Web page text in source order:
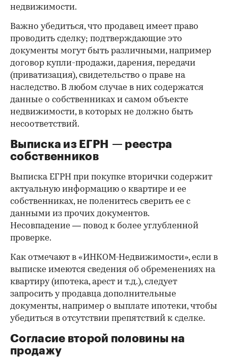
недвижимости.
Важно убедиться, что продавец имеет право
проводить сделку; подтверждающие это
документы могут быть различными, например
договор купли-продажи, дарения, передачи
(приватизация), свидетельство о праве на
наследство. В любом случае в них содержатся
данные о собственниках и самом объекте
недвижимости, в которых не должно быть
несоответствий.
Выписка из ЕГРН — реестра
собственников
Выписка ЕГРН при покупке вторички содержит
актуальную информацию о квартире и ее
собственниках, не поленитесь сверить ее с
данными из прочих документов.
Несовпадение — повод к более углубленной
проверке.
Как отмечают в «ИНКОМ-Недвижимости», если в
выписке имеются сведения об обременениях на
квартиру (ипотека, арест и т.д.), следует
запросить у продавца дополнительные
документы, например о выплате ипотеки, чтобы
убедиться в отсутствии препятствий к сделке.
Согласие второй половины на
продажу